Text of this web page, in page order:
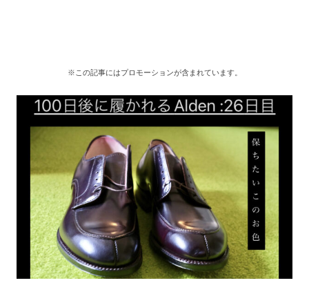
※この記事にはプロモーションが含まれています。